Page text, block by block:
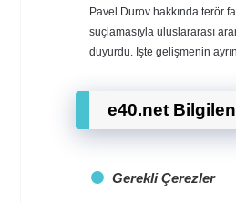
Pavel Durov hakkında terör
suçlamasıyla uluslararası
duyurdu. İşte gelişmenin
e40.net
Gerekli Çerezler